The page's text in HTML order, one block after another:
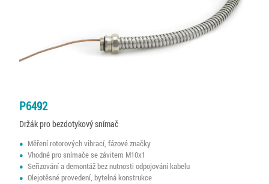
P6492
Držák pro bezdotykový snímač
Měření rotorových vibrací, fázové značky
Vhodné pro snímače se závitem M10x1
Seřizování a demontáž bez nutnosti odpojování kabelu
Olejotěsné provedení, bytelná konstrukce